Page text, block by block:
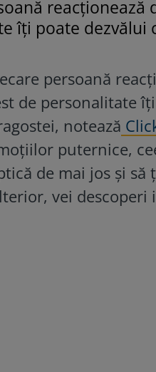
îți poate
persoană
de personalitate
notează
puternice,
de mai jos și
vei descoperi